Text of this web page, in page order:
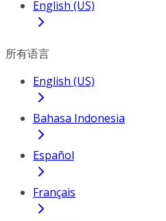
English (US)
所有语言
English (US)
Bahasa Indonesia
Español
Français